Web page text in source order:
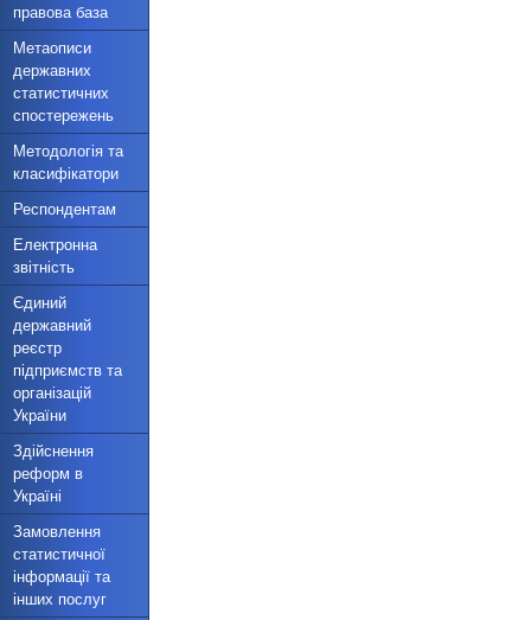
правова база
Метаописи
державних
статистичних
спостережень
Методологія та
класифікатори
Респондентам
Електронна
звітність
Єдиний
державний
реєстр
підприємств та
організацій
України
Здійснення
реформ в
Україні
Замовлення
статистичної
інформації та
інших послуг